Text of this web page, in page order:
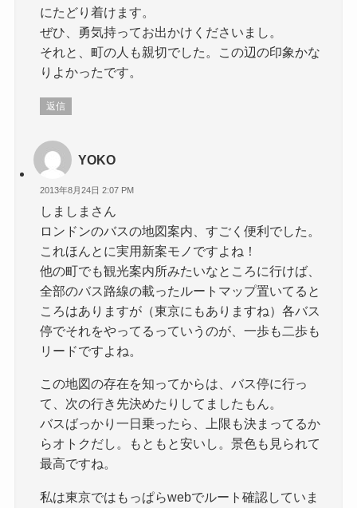
にたどり着けます。
ぜひ、勇気持ってお出かけくださいまし。
それと、町の人も親切でした。この辺の印象かな
りよかったです。
返信
YOKO
2013年8月24日 2:07 PM
しましまさん
ロンドンのバスの地図案内、すごく便利でした。
これほんとに実用新案モノですよね！
他の町でも観光案内所みたいなところに行けば、
全部のバス路線の載ったルートマップ置いてると
ころはありますが（東京にもありますね）各バス
停でそれをやってるっていうのが、一歩も二歩も
リードですよね。
この地図の存在を知ってからは、バス停に行っ
て、次の行き先決めたりしてましたもん。
バスばっかり一日乗ったら、上限も決まってるか
らオトクだし。もともと安いし。景色も見られて
最高ですね。
私は東京ではもっぱらwebでルート確認していま